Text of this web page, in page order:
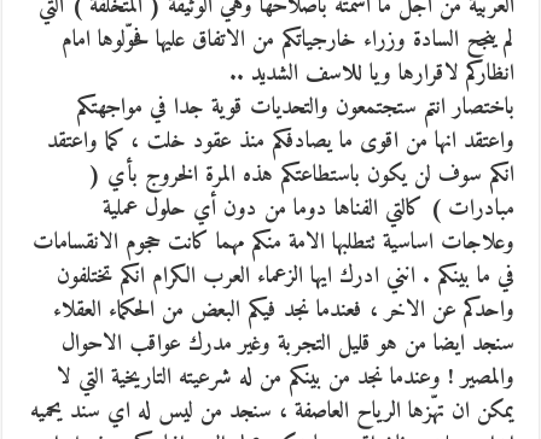
لم ينجح السادة وزراء خارجياتكم من الاتفاق عليها فحوّلوها امام
انظاركم لاقرارها ويا للاسف الشديد ..
باختصار انتم ستجتمعون والتحديات قوية جدا في مواجهتكم
واعتقد انها من اقوى ما يصادفكم منذ عقود خلت ، كما واعتقد
انكم سوف لن يكون باستطاعتكم هذه المرة الخروج بأي (
مبادرات ) كالتي الفناها دوما من دون أي حلول عملية
وعلاجات اساسية تتطلبها الامة منكم مهما كانت حجوم الانقسامات
في ما بينكم . انني ادرك ايها الزعماء العرب الكرام انكم تختلفون
واحدكم عن الاخر ، فعندما نجد فيكم البعض من الحكماء العقلاء
سنجد ايضا من هو قليل التجربة وغير مدرك عواقب الاحوال
والمصير ! وعندما نجد من بينكم من له شرعيته التاريخية التي لا
يمكن ان تهّزها الرياح العاصفة ، سنجد من ليس له اي سند يحميه